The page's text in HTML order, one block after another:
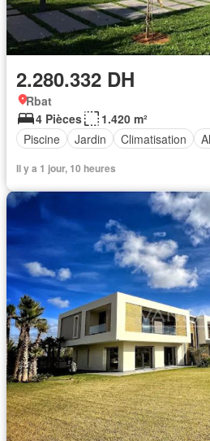
2.280.332 DH
Rbat
4 Pièces
1.420 m²
Piscine
Jardin Climatisation
Il y a 1 jour, 10 heures